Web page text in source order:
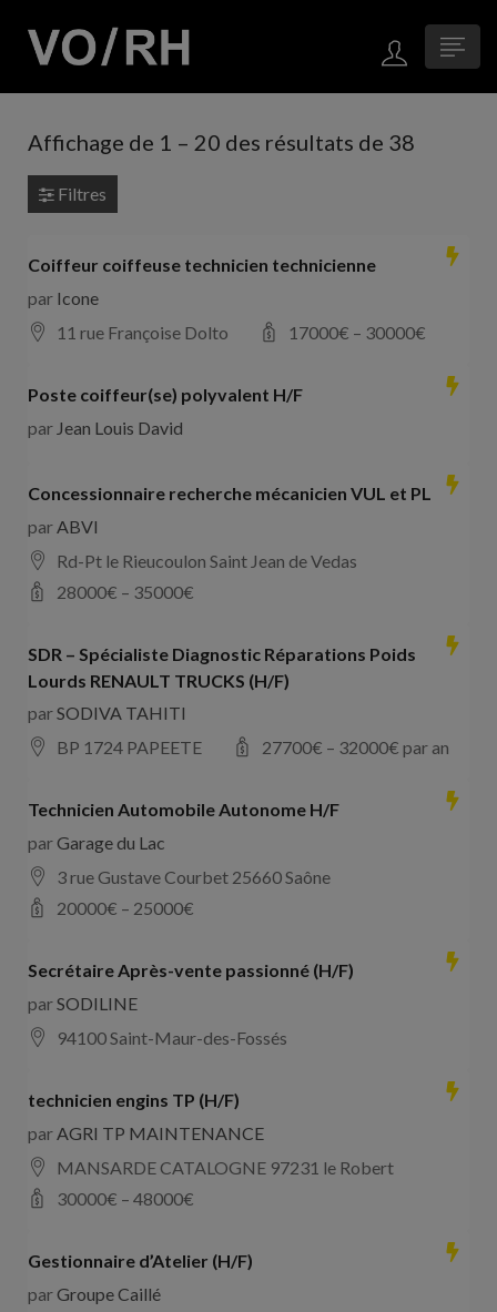
Affichage de 1 – 20 des résultats de 38
Filtres
Coiffeur coiffeuse technicien technicienne
par Icone
11 rue Françoise Dolto
17000€ – 30000€
Poste coiffeur(se) polyvalent H/F
par Jean Louis David
Concessionnaire recherche mécanicien VUL et PL
parABVI
Rd-Pt le Rieucoulon Saint Jean de Vedas
28000€ – 35000€
SDR – Spécialiste Diagnostic Réparations Poids
Lourds RENAULT TRUCKS (H/F)
parSODIVA TAHITI
BP 1724 PAPEETE
27700€ – 32000€ par an
Technicien Automobile Autonome H/F
parGarage du Lac
3 rue Gustave Courbet 25660 Saône
20000€ – 25000€
Secrétaire Après-vente passionné (H/F)
parSODILINE
94100 Saint-Maur-des-Fossés
technicien engins TP (H/F)
parAGRI TP MAINTENANCE
MANSARDE CATALOGNE 97231 le Robert
30000€ – 48000€
Gestionnaire d’Atelier (H/F)
parGroupe Caillé